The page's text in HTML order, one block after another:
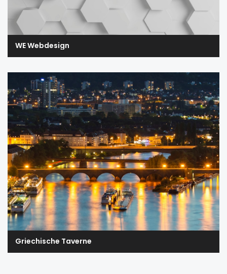
WE Webdesign
Griechische Taverne